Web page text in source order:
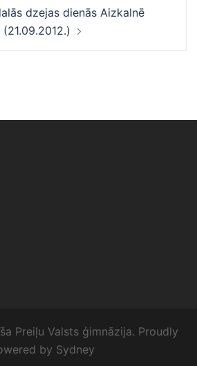
dzejas dienās Aizkalnē
(21.09.2012.)
Preiļu Valsts ģimnāzija. Proudly
by Sydney